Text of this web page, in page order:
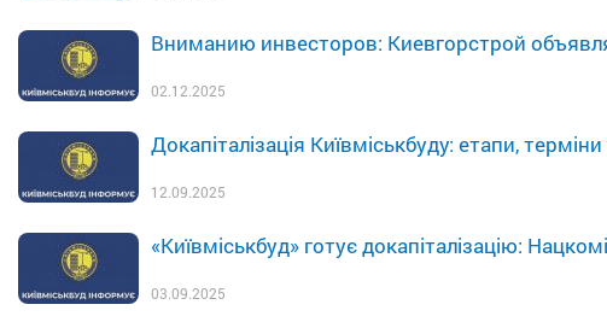
Вниманию инвесторов: Киевгорстрой
02.12.2025
Докапіталізація Київміськбуду: етапи,
12.09.2025
«Київміськбуд» готує докапіталізацію:
03.09.2025